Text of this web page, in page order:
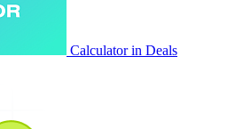
Calculator in Deals